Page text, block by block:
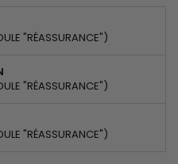
"RÉASSURANCE")
"RÉASSURANCE")
"RÉASSURANCE")